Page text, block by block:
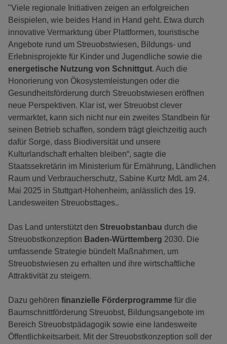
"Viele regionale Initiativen zeigen an erfolgreichen
Beispielen, wie beides Hand in Hand geht. Etwa durch
innovative Vermarktung über Plattformen, touristische
Angebote rund um Streuobstwiesen, Bildungs- und
Erlebnisprojekte für Kinder und Jugendliche sowie die
energetische Nutzung von Schnittgut. Auch die
Honorierung von Ökosystemleistungen oder die
Gesundheitsförderung durch Streuobstwiesen eröffnen
neue Perspektiven. Klar ist, wer Streuobst clever
vermarktet, kann sich nicht nur ein zweites Standbein für
seinen Betrieb schaffen, sondern trägt gleichzeitig auch
dafür Sorge, dass Biodiversität und unsere
Kulturlandschaft erhalten bleiben“, sagte die
Staatssekretärin im Ministerium für Ernährung, Ländlichen
Raum und Verbraucherschutz, Sabine Kurtz MdL am 24.
Mai 2025 in Stuttgart-Hohenheim, anlässlich des 19.
Landesweiten Streuobsttages..
Das Land unterstützt den Streuobstanbau durch die
Streuobstkonzeption Baden-Württemberg 2030. Die
umfassende Strategie bündelt Maßnahmen, um
Streuobstwiesen zu erhalten und ihre wirtschaftliche
Attraktivität zu steigern.
Dazu gehören finanzielle Förderprogramme für die
Baumschnittförderung Streuobst, Bildungsangebote im
Bereich Streuobstpädagogik sowie eine landesweite
Öffentlichkeitsarbeit. Mit der Streuobstkonzeption soll der